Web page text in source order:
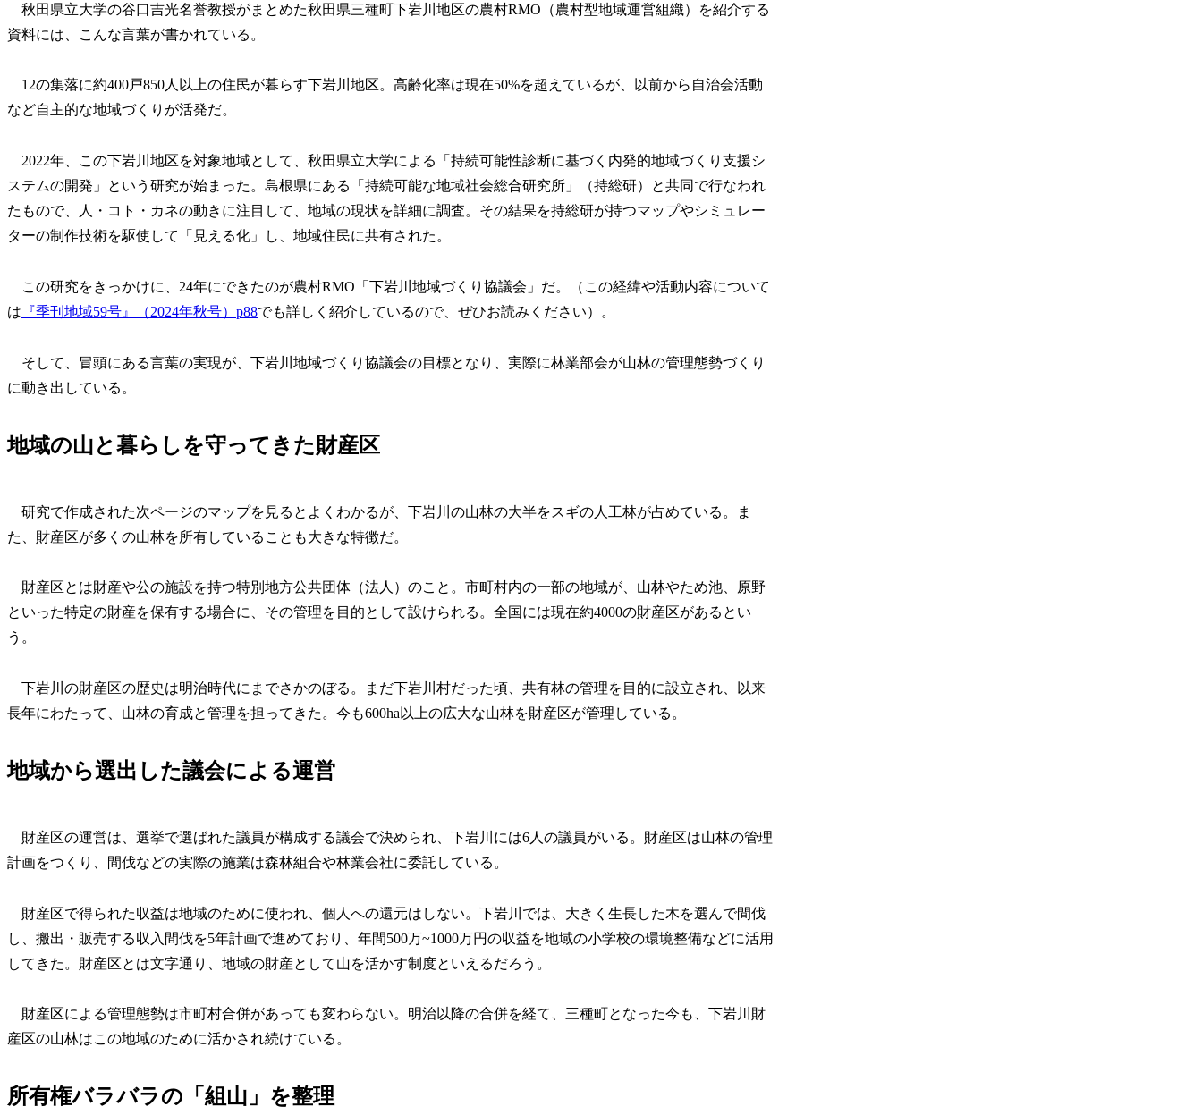
秋田県立大学の谷口吉光名誉教授がまとめた秋田県三種町下岩川地区の農村RMO（農村型地域運営組織）を紹介する
資料には、こんな言葉が書かれている。
12の集落に約400戸850人以上の住民が暮らす下岩川地区。高齢化率は現在50%を超えているが、以前から自治会活動
など自主的な地域づくりが活発だ。
2022年、この下岩川地区を対象地域として、秋田県立大学による「持続可能性診断に基づく内発的地域づくり支援シ
ステムの開発」という研究が始まった。島根県にある「持続可能な地域社会総合研究所」（持総研）と共同で行なわれ
たもので、人・コト・カネの動きに注目して、地域の現状を詳細に調査。その結果を持総研が持つマップやシミュレー
ターの制作技術を駆使して「見える化」し、地域住民に共有された。
この研究をきっかけに、24年にできたのが農村RMO「下岩川地域づくり協議会」だ。（この経緯や活動内容について
は 『季刊地域59号』（2024年秋号）p88でも詳しく紹介しているので、ぜひお読みください）。
そして、冒頭にある言葉の実現が、下岩川地域づくり協議会の目標となり、実際に林業部会が山林の管理態勢づくり
に動き出している。
地域の山と暮らしを守ってきた財産区
研究で作成された次ページのマップを見るとよくわかるが、下岩川の山林の大半をスギの人工林が占めている。ま
た、財産区が多くの山林を所有していることも大きな特徴だ。
財産区とは財産や公の施設を持つ特別地方公共団体（法人）のこと。市町村内の一部の地域が、山林やため池、原野
といった特定の財産を保有する場合に、その管理を目的として設けられる。全国には現在約4000の財産区があるとい
う。
下岩川の財産区の歴史は明治時代にまでさかのぼる。まだ下岩川村だった頃、共有林の管理を目的に設立され、以来
長年にわたって、山林の育成と管理を担ってきた。今も600ha以上の広大な山林を財産区が管理している。
地域から選出した議会による運営
財産区の運営は、選挙で選ばれた議員が構成する議会で決められ、下岩川には6人の議員がいる。財産区は山林の管理
計画をつくり、間伐などの実際の施業は森林組合や林業会社に委託している。
財産区で得られた収益は地域のために使われ、個人への還元はしない。下岩川では、大きく生長した木を選んで間伐
し、搬出・販売する収入間伐を5年計画で進めており、年間500万~1000万円の収益を地域の小学校の環境整備などに活用
してきた。財産区とは文字通り、地域の財産として山を活かす制度といえるだろう。
財産区による管理態勢は市町村合併があっても変わらない。明治以降の合併を経て、三種町となった今も、下岩川財
産区の山林はこの地域のために活かされ続けている。
所有権バラバラの「組山」を整理